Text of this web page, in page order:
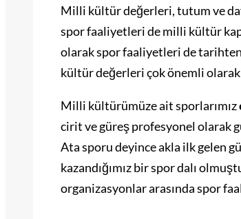
Milli kültür değerleri, tutum ve
spor faaliyetleri de milli kültür
olarak spor faaliyetleri de
kültür değerleri çok önemli
Milli kültürümüze ait sporlarımız
cirit ve güreş profesyonel olarak
Ata sporu deyince akla ilk gelen
kazandığımız bir spor dalı
organizasyonlar arasında spor